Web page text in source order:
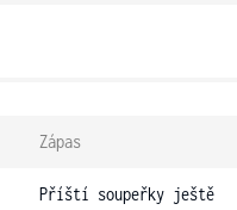
Zápas
Příští soupeřky ještě